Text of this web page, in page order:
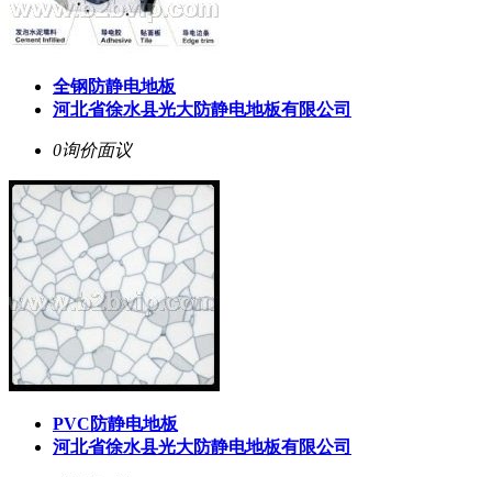
全钢防静电地板
河北省徐水县光大防静电地板有限公司
0询价面议
PVC防静电地板
河北省徐水县光大防静电地板有限公司